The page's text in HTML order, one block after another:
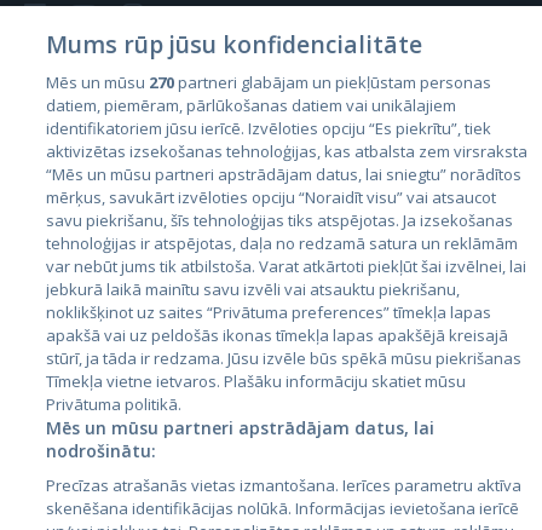
Страны
Эстония
Латвия
Литва
City24.lv
City24.ee
GetaPro.lv
Kainos.lt
Paslaugos.lt
Mums rūp jūsu konfidencialitāte
Mēs un mūsu 270partneri glabājam un piekļūstam personas
datiem, piemēram, pārlūkošanas datiem vai unikālajiem
identifikatoriem jūsu ierīcē. Izvēloties opciju “Es piekrītu”, tiek
aktivizētas izsekošanas tehnoloģijas, kas atbalsta zem virsraksta
“Mēs un mūsu partneri apstrādājam datus, lai sniegtu” norādītos
mērķus, savukārt izvēloties opciju “Noraidīt visu” vai atsaucot
savu piekrišanu, šīs tehnoloģijas tiks atspējotas. Ja izsekošanas
tehnoloģijas ir atspējotas, daļa no redzamā satura un reklāmām
var nebūt jums tik atbilstoša. Varat atkārtoti piekļūt šai izvēlnei, lai
jebkurā laikā mainītu savu izvēli vai atsauktu piekrišanu,
noklikšķinot uz saites “Privātuma preferences” tīmekļa lapas
apakšā vai uz peldošās ikonas tīmekļa lapas apakšējā kreisajā
stūrī, ja tāda ir redzama. Jūsu izvēle būs spēkā mūsu piekrišanas
Tīmekļa vietne ietvaros. Plašāku informāciju skatiet mūsu
Privātuma politikā.
Mēs un mūsu partneri apstrādājam datus, lai
nodrošinātu:
Precīzas atrašanās vietas izmantošana. Ierīces parametru aktīva
skenēšana identifikācijas nolūkā. Informācijas ievietošana ierīcē